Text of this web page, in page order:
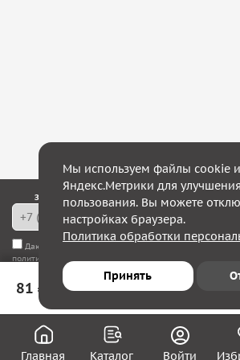
Главная Каталог Войти
81 ₽
Закажите обратный звонок — в течение 10 минут
Даю согласие на обработку моих персональных
политикой конфиденциальности
Юридическим лицам
Акции
Вакансии
Мы используем файлы cookie и
Яндекс.Метрики для
пользования. Вы можете
настройках браузера.
Политика обработки
Принять